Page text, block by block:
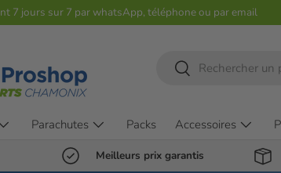
7 jours sur 7 par whatsApp, téléphone ou par email
Recherche
Rechercher
Parachutes Packs Accessoires
Meilleurs prix garantis